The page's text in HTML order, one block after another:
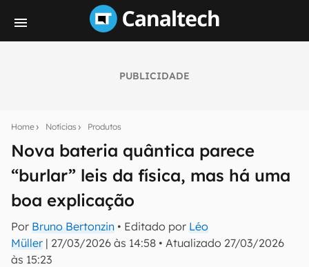
PUBLICIDADE
Home Notícias Produtos
Nova bateria quântica parece
“burlar” leis da física, mas há uma
boa explicação
Por Bruno Bertonzin • Editado por Léo
Müller | 27/03/2026 às 14:58 • Atualizado 27/03/2026
às 15:23
notícias e reviews sobre tecnologia em primeira
E-mail
inscreva-se